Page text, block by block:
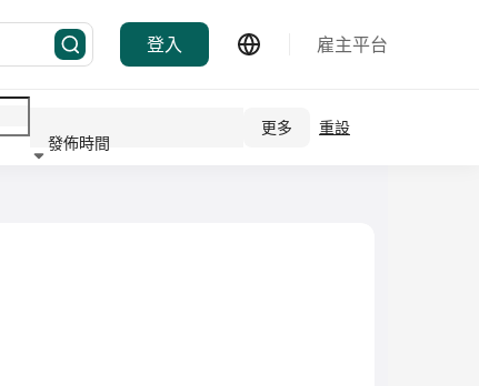
登入 雇主平台
發佈時間
更多 重設